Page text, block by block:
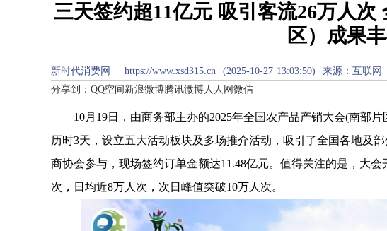
三天签约超11亿元 吸引客流26万人
区）成果
新时代消费网 https://www.xsd315.cn (2025-10-27 13:03:50) 来源：
分享到： QQ空间 新浪微博腾讯微博人人网 微信
10月19日，由商务部主办的2025年全国农产品产销大会(南部片
历时3天，设立五大活动板块及多场推介活动，吸引了全国各地及
商协会参与，现场签约订单金额达11.48亿元。值得关注的是，大
次，日均近8万人次，次日峰值突破10万人次。